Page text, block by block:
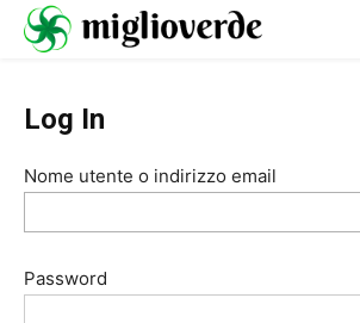
Log In
Nome utente o indirizzo email
Password